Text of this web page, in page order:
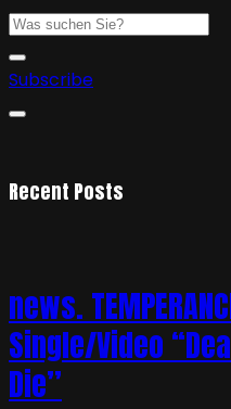
Subscribe
Recent Posts
news.
Single/Video
Die”